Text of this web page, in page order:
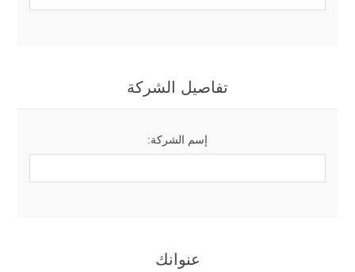
تفاصيل الشركة
إسم الشركة:
عنوانك